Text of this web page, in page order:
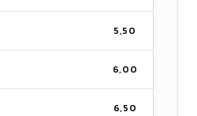
5,50
6,00
6,50